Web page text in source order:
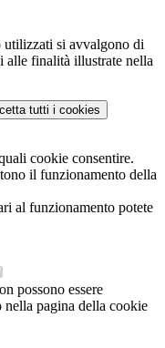
utilizzati si avvalgono di
alle finalità illustrate nella
tutti i cookies
cookie consentire.
il funzionamento della
al funzionamento potete
possono essere
pagina della cookie